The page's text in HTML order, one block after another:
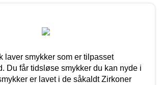
laver smykker som er tilpasset
Du får tidsløse smykker du kan nyde i
er lavet i de såkaldt Zirkoner